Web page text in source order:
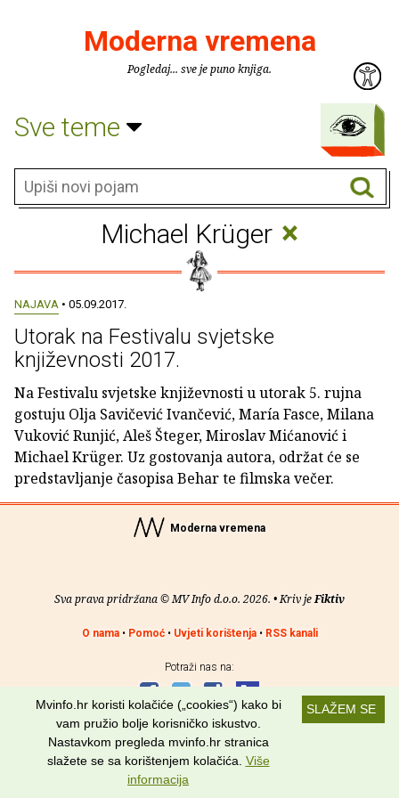
Moderna vremena
Pogledaj... sve je puno knjiga.
Sve teme
Michael Krüger ×
NAJAVA • 05.09.2017.
Utorak na Festivalu svjetske
književnosti 2017.
Na Festivalu svjetske književnosti u utorak 5. rujna
gostuju Olja Savičević Ivančević, María Fasce, Milana
Vuković Runjić, Aleš Šteger, Miroslav Mićanović i
Michael Krüger. Uz gostovanja autora, održat će se
predstavljanje časopisa Behar te filmska večer.
Moderna vremena
Sva prava pridržana © MV Info d.o.o. 2026. • Kriv jeFiktiv
O nama• Pomoć• Uvjeti korištenja• RSS kanali
Potraži nas na:
SLAŽEM SE
Mvinfo.hr koristi kolačiće („cookies“) kako bi
vam pružio bolje korisničko iskustvo.
Nastavkom pregleda mvinfo.hr stranica
slažete se sa korištenjem kolačića. Više
informacija